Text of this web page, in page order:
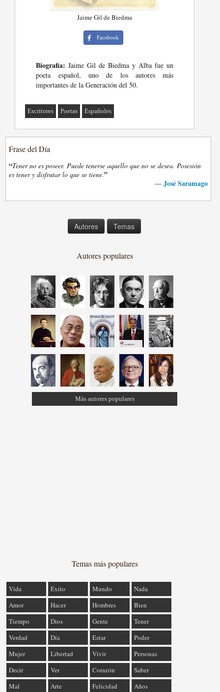
Jaime Gil de Biedma
Facebook
Biografia: Jaime Gil de Biedma y Alba fue un
poeta español, uno de los autores más
importantes de la Generación del 50.
Escritores Poetas Españoles
Frase del Día
“Tener no es poseer. Puede tenerse aquello que no se desea. Posesión
es tener y disfrutar lo que se tiene.”
— José Saramago
Autores Temas
Autores populares
Más autores populares
Temas más populares
Vida Éxito Mundo
Nada
Amor
Hacer Hombres
Bien
Tiempo
Dios Gente
Tener
Verdad
Día Estar
Poder
Mujer
Libertad Vivir
Personas
Decir
Ver Corazón
Saber
Mal
Arte Felicidad Años